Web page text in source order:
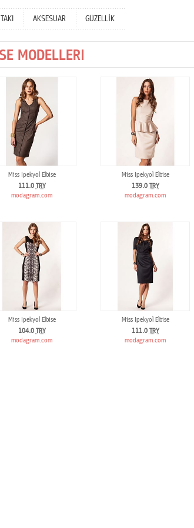
TAKI AKSESUAR GÜZELLİK
MODELLERI
Miss Ipekyol Elbise
111.0 TRY
modagram.com
Miss Ipekyol Elbise
139.0 TRY
modagram.com
Miss Ipekyol Elbise
104.0 TRY
modagram.com
Miss Ipekyol Elbise
111.0 TRY
modagram.com